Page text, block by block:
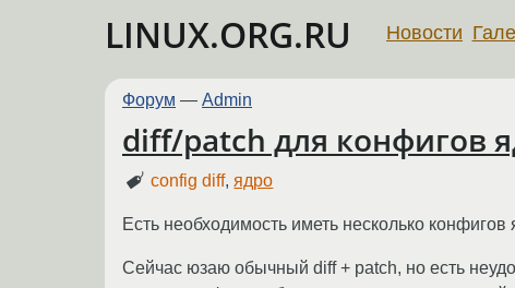
LINUX.ORG.RU Новости
Форум — Admin
diff/patch для конфигов
config diff, ядро
Есть необходимость иметь несколько
Сейчас юзаю обычный diff + patch, но есть